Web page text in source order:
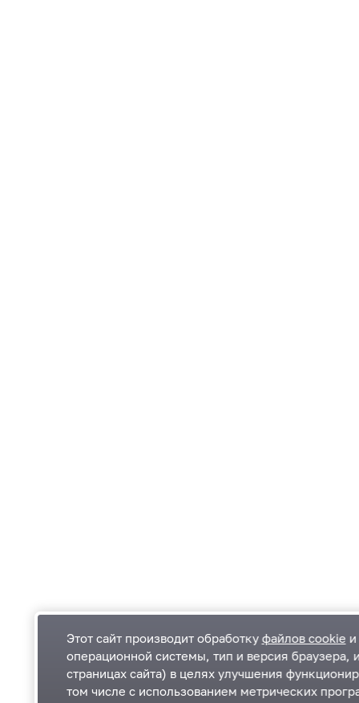
Одинцовский городской округ Московской
области
Этот сайт производит обработку файлов cookie
операционной системы, тип и версия браузера,
страницах сайта) в целях улучшения
том числе с использованием метрических